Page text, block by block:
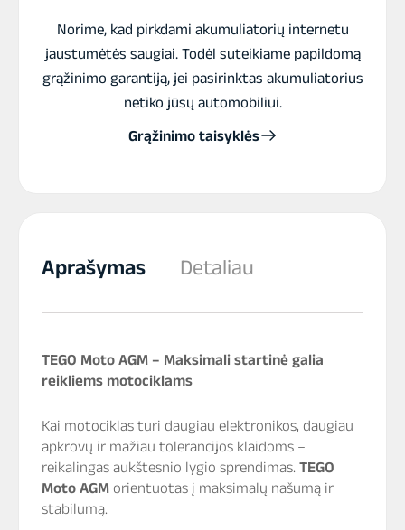
Norime, kad pirkdami akumuliatorių internetu
jaustumėtės saugiai. Todėl suteikiame papildomą
grąžinimo garantiją, jei pasirinktas akumuliatorius
netiko jūsų automobiliui.
Grąžinimo taisyklės
Aprašymas Detaliau
TEGO Moto AGM – Maksimali startinė galia
reikliems motociklams
Kai motociklas turi daugiau elektronikos, daugiau
apkrovų ir mažiau tolerancijos klaidoms –
reikalingas aukštesnio lygio sprendimas. TEGO
Moto AGM orientuotas į maksimalų našumą ir
stabilumą.